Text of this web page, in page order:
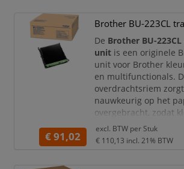
kleurvlakken scherp,
professioneel van
Met een capaciteit
Brother BU-223CL
De Brother BU-
unit is een originele
unit voor Brother
en multifunctionals.
overdrachtsriem
nauwkeurig op het
overgebracht, zodat
rapporten,
formulieren en
afdrukken scherp,
€ 91,02
excl. BTW per Stuk
€ 110,13 incl. 21% BTW